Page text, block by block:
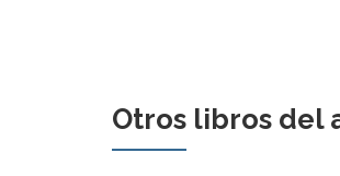
Otros libros del